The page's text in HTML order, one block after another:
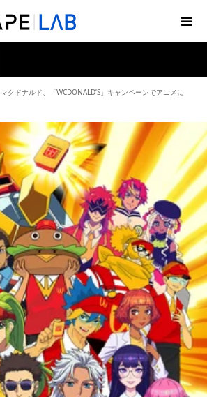
クドナルド、「WCDONALD’S」キャンペーンでアニメに